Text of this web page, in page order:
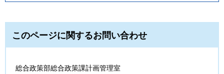
このページに関するお問い合わせ
総合政策部総合政策課計画管理室